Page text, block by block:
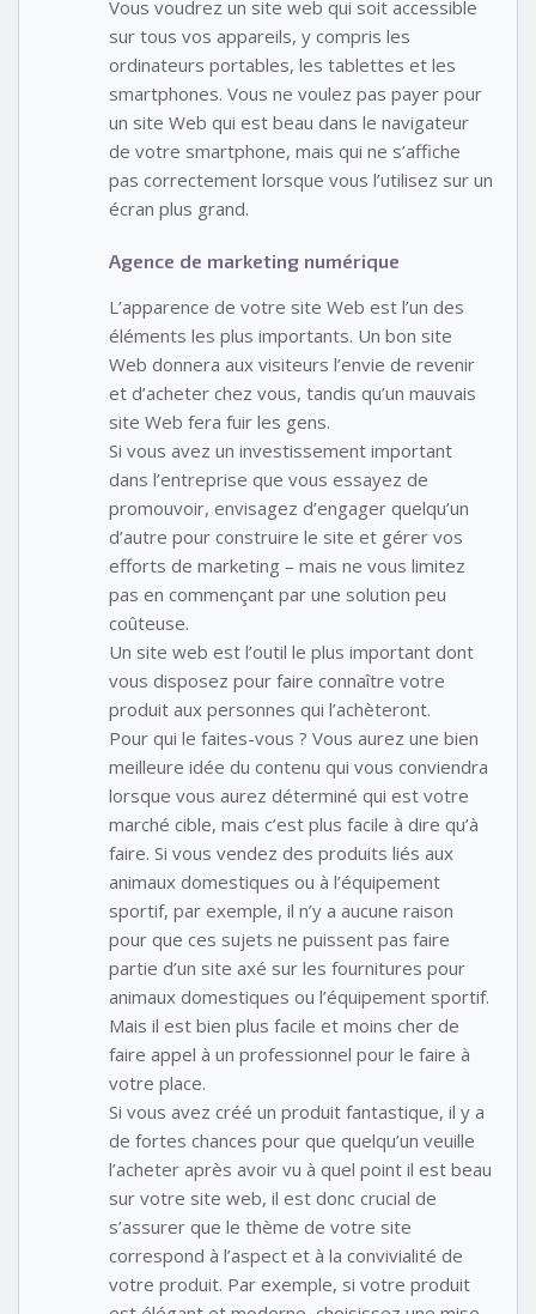
Vous voudrez un site web qui soit accessible
sur tous vos appareils, y compris les
ordinateurs portables, les tablettes et les
smartphones. Vous ne voulez pas payer pour
un site Web qui est beau dans le navigateur
de votre smartphone, mais qui ne s’affiche
pas correctement lorsque vous l’utilisez sur un
écran plus grand.
Agence de marketing numérique
L’apparence de votre site Web est l’un des
éléments les plus importants. Un bon site
Web donnera aux visiteurs l’envie de revenir
et d’acheter chez vous, tandis qu’un mauvais
site Web fera fuir les gens.
Si vous avez un investissement important
dans l’entreprise que vous essayez de
promouvoir, envisagez d’engager quelqu’un
d’autre pour construire le site et gérer vos
efforts de marketing – mais ne vous limitez
pas en commençant par une solution peu
coûteuse.
Un site web est l’outil le plus important dont
vous disposez pour faire connaître votre
produit aux personnes qui l’achèteront.
Pour qui le faites-vous ? Vous aurez une bien
meilleure idée du contenu qui vous conviendra
lorsque vous aurez déterminé qui est votre
marché cible, mais c’est plus facile à dire qu’à
faire. Si vous vendez des produits liés aux
animaux domestiques ou à l’équipement
sportif, par exemple, il n’y a aucune raison
pour que ces sujets ne puissent pas faire
partie d’un site axé sur les fournitures pour
animaux domestiques ou l’équipement sportif.
Mais il est bien plus facile et moins cher de
faire appel à un professionnel pour le faire à
votre place.
Si vous avez créé un produit fantastique, il y a
de fortes chances pour que quelqu’un veuille
l’acheter après avoir vu à quel point il est beau
sur votre site web, il est donc crucial de
s’assurer que le thème de votre site
correspond à l’aspect et à la convivialité de
votre produit. Par exemple, si votre produit